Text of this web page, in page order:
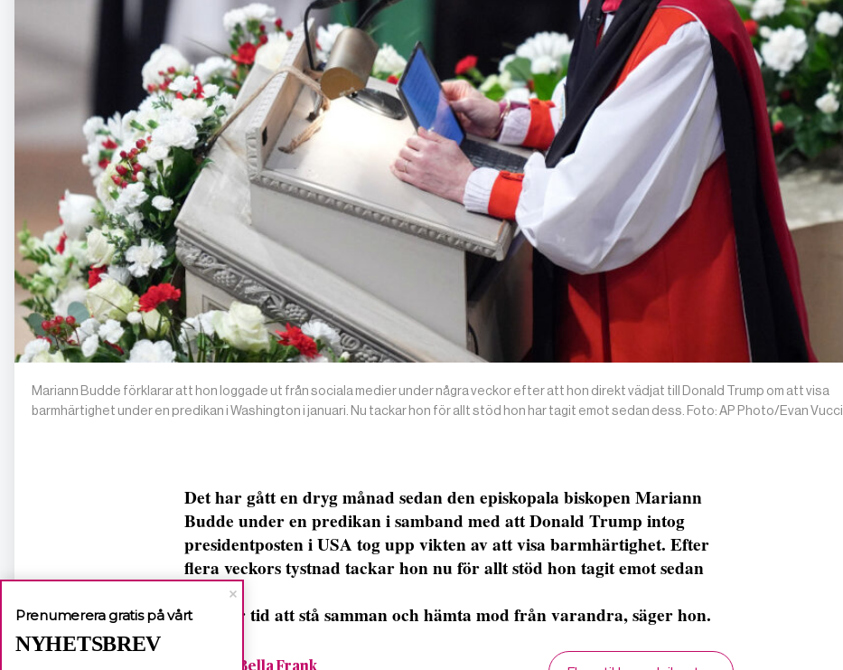
Mariann Budde förklarar att hon loggade ut från sociala medier under några veckor efter att hon direkt vädjat till Donald Trump om att visa
barmhärtighet under en predikan i Washington i januari. Nu tackar hon för allt stöd hon har tagit emot sedan dess. Foto: AP Photo/Evan Vucci
Det har gått en dryg månad sedan den episkopala biskopen Mariann
Budde under en predikan i samband med att Donald Trump intog
presidentposten i USA tog upp vikten av att visa barmhärtighet. Efter
flera veckors tystnad tackar hon nu för allt stöd hon tagit emot sedan
– Det är tid att stå samman och hämta mod från varandra, säger hon.
Bella Frank
Prenumerera gratis på vårt
NYHETSBREV